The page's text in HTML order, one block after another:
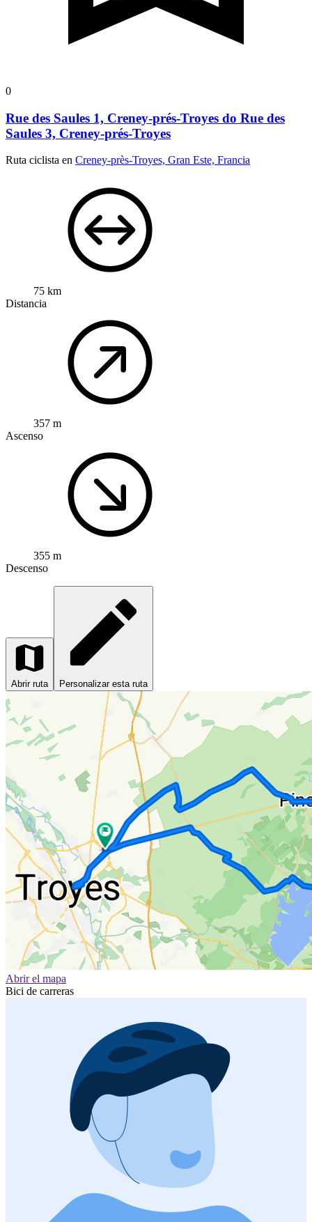
0
Rue des Saules 1, Creney-prés-Troyes do Rue des
Saules 3, Creney-prés-Troyes
Ruta ciclista en Creney-près-Troyes, Gran Este, Francia
75 km
Distancia
357 m
Ascenso
355 m
Descenso
Abrir ruta Personalizar esta ruta
Abrir el mapa
Bici de carreras